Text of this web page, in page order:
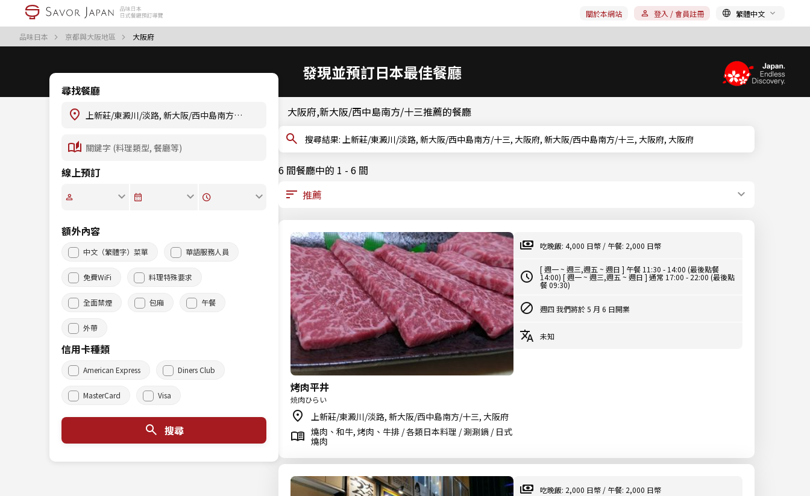
品味日本 京都與大阪地區 大阪府
關於本網站 登入 / 會員註冊 繁體中文
發現並預訂日本最佳餐廳
尋找餐廳
線上預訂
額外內容
中文（繁體字）菜單 華語服務人員
免費WiFi 料理特殊要求
全面禁煙 包廂 午餐
外帶
信用卡種類
American Express Diners Club
MasterCard Visa
搜尋
大阪府,新大阪/西中島南方/十三推薦的餐廳
搜尋結果: 上新莊/東澱川/淡路, 新大阪/西中島南方/十三, 大阪府, 新大阪/西中島南方/十三, 大阪府, 大阪府
6 間餐廳中的 1 - 6 間
烤肉平井
焼肉ひらい
上新莊/東澱川/淡路, 新大阪/西中島南方/十三, 大阪府
燒肉、和牛, 烤肉、牛排 / 各類日本料理 / 涮涮鍋 / 日式
燒肉
吃晚飯: 4,000 日幣 / 午餐: 2,000 日幣
[ 週一 ~ 週三,週五 ~ 週日 ] 午餐 11:30 - 14:00 (最後點餐
14:00) [ 週一 ~ 週三,週五 ~ 週日 ] 通常 17:00 - 22:00 (最後點
餐 09:30)
週四 我們將於 5 月 6 日開業
未知
吃晚飯: 2,000 日幣 / 午餐: 2,000 日幣